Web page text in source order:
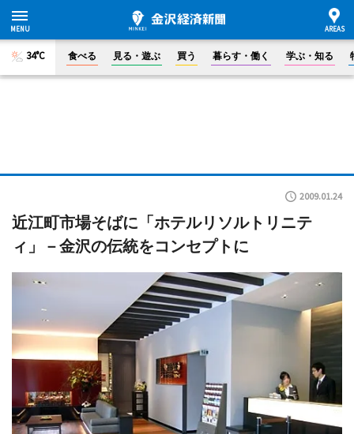
34°C 食べる 見る・遊ぶ 買う 暮らす・働く 学ぶ・知る
2009.01.24
近江町市場そばに「ホテルリソルトリニテ
ィ」－金沢の伝統をコンセプトに